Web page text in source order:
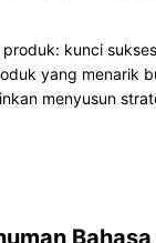
kunci
yang menarik
menyusun